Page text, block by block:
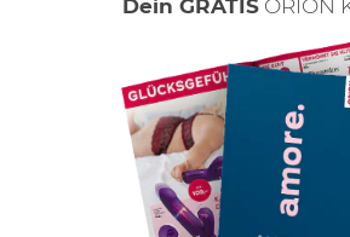
Dein GRATIS ORION